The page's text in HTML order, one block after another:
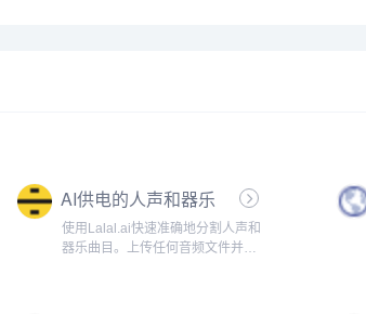
AI供电的人声和器乐
曲目清除器
使用Lalal.ai快速准确地分割人声和
器乐曲目。上传任何音频文件并在